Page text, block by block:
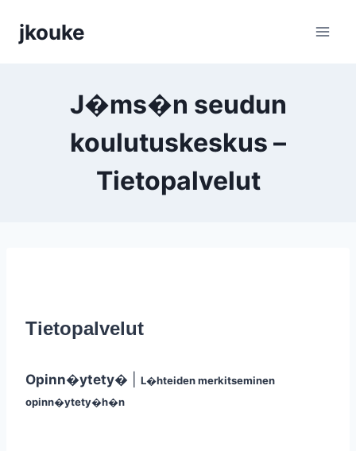
sisältöön
jkouke
J�ms�n seudun
koulutuskeskus –
Tietopalvelut
Tietopalvelut
Opinn�ytety�
L�hteiden merkitseminen
opinn�ytety�h�n